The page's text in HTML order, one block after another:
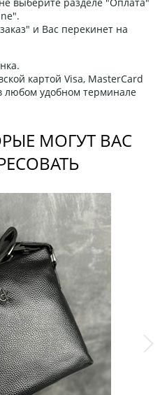
и Вас перекинет на
картой Visa, MasterCard
любом удобном терминале
МОГУТ ВАС